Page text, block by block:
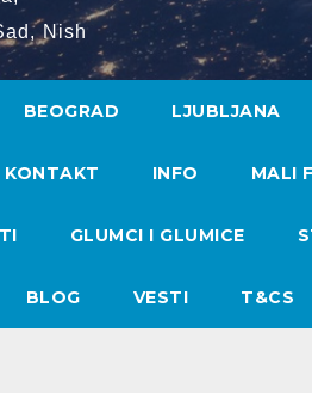
Nish
BEOGRAD LJUBLJANA
KONTAKT INFO MALI
GLUMCI I GLUMICE
BLOG VESTI T&CS